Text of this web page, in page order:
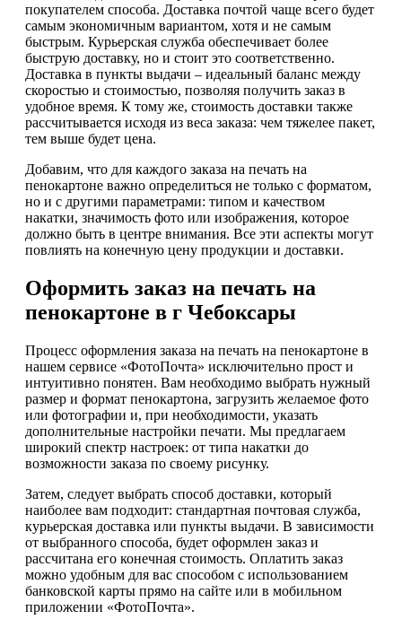
покупателем способа. Доставка почтой чаще всего будет
самым экономичным вариантом, хотя и не самым
быстрым. Курьерская служба обеспечивает более
быструю доставку, но и стоит это соответственно.
Доставка в пункты выдачи – идеальный баланс между
скоростью и стоимостью, позволяя получить заказ в
удобное время. К тому же, стоимость доставки также
рассчитывается исходя из веса заказа: чем тяжелее пакет,
тем выше будет цена.
Добавим, что для каждого заказа на печать на
пенокартоне важно определиться не только с форматом,
но и с другими параметрами: типом и качеством
накатки, значимость фото или изображения, которое
должно быть в центре внимания. Все эти аспекты могут
повлиять на конечную цену продукции и доставки.
Оформить заказ на печать на
пенокартоне в г Чебоксары
Процесс оформления заказа на печать на пенокартоне в
нашем сервисе «ФотоПочта» исключительно прост и
интуитивно понятен. Вам необходимо выбрать нужный
размер и формат пенокартона, загрузить желаемое фото
или фотографии и, при необходимости, указать
дополнительные настройки печати. Мы предлагаем
широкий спектр настроек: от типа накатки до
возможности заказа по своему рисунку.
Затем, следует выбрать способ доставки, который
наиболее вам подходит: стандартная почтовая служба,
курьерская доставка или пункты выдачи. В зависимости
от выбранного способа, будет оформлен заказ и
рассчитана его конечная стоимость. Оплатить заказ
можно удобным для вас способом с использованием
банковской карты прямо на сайте или в мобильном
приложении «ФотоПочта».